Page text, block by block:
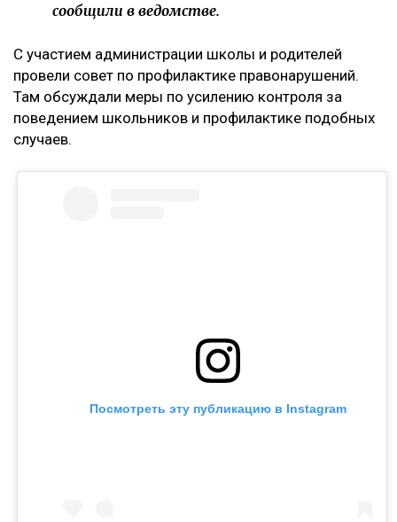
сообщили в ведомстве.
С участием администрации школы и родителей
провели совет по профилактике правонарушений.
Там обсуждали меры по усилению контроля за
поведением школьников и профилактике подобных
случаев.
Посмотреть эту публикацию в Instagram